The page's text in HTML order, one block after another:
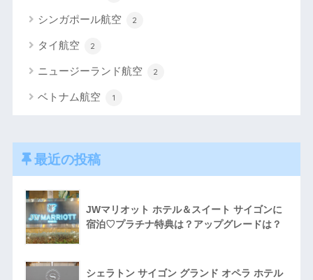
シンガポール航空 2
タイ航空 2
ニュージーランド航空 2
ベトナム航空 1
最近の投稿
JWマリオット ホテル＆スイート サイゴンに
宿泊♡プラチナ特典は？アップグレードは？
シェラトン サイゴン グランド オペラ ホテル